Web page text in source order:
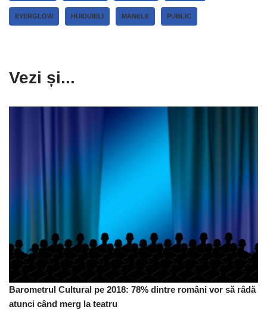
EVERGLOW HUIDUIELI MANELE PUBLIC
Vezi și...
Barometrul Cultural pe 2018: 78% dintre români vor să râdă
atunci când merg la teatru